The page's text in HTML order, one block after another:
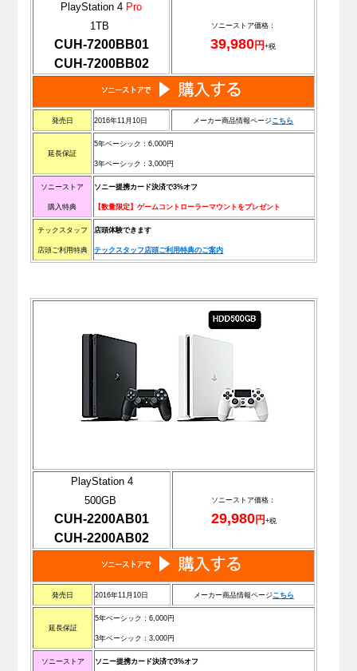
PlayStation 4 Pro
1TB
CUH-7200BB01
CUH-7200BB02
ソニーストア価格：
39,980円+税
発売日 2016年11月10日 メーカー商品情報ページこちら
延長保証
5年ベーシック：6,000円
3年ベーシック：3,000円
ソニーストア
購入特典
ソニー提携カード決済で3%オフ
【数量限定】ゲームコントローラーマウントをプレゼント
テックスタッフ
店頭ご利用特典
店頭体験できます
テックスタッフ店頭ご利用特典のご案内
PlayStation 4
500GB
CUH-2200AB01
CUH-2200AB02
ソニーストア価格：
29,980円 +税
発売日 2016年11月10日 メーカー商品情報ページこちら
延長保証
5年ベーシック：6,000円
3年ベーシック：3,000円
ソニーストア ソニー提携カード決済で3%オフ